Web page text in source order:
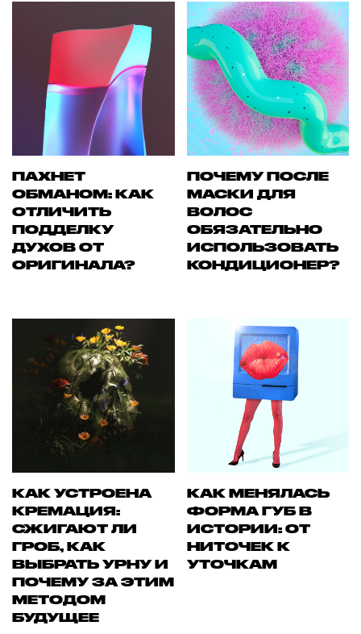
ПАХНЕТ
ОБМАНОМ: КАК
ОТЛИЧИТЬ
ПОДДЕЛКУ
ДУХОВ ОТ
ОРИГИНАЛА?
ПОЧЕМУ ПОСЛЕ
МАСКИ ДЛЯ
ВОЛОС
ОБЯЗАТЕЛЬНО
ИСПОЛЬЗОВАТЬ
КОНДИЦИОНЕР?
КАК УСТРОЕНА
КРЕМАЦИЯ:
СЖИГАЮТ ЛИ
ГРОБ, КАК
ВЫБРАТЬ УРНУ И
ПОЧЕМУ ЗА ЭТИМ
МЕТОДОМ
БУДУЩЕЕ
КАК МЕНЯЛАСЬ
ФОРМА ГУБ В
ИСТОРИИ: ОТ
НИТОЧЕК К
УТОЧКАМ